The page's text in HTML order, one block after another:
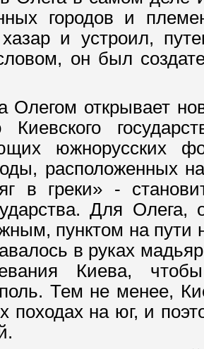
городов и
и устроил,
он был
Олегом открывает
Киевского
южнорусских
расположенных
в греки» -
Для
пунктом на
в руках
Киева,
Тем не менее,
походах на юг, и